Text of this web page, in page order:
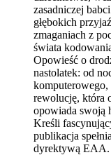
zasadniczej
głębokich
zmaganiach z
świata
Opowieść o
nastolatek: od
komputerowego,
rewolucję, która
opowiada swoją
Kreśli
publikacja
dyrektywą EAA.